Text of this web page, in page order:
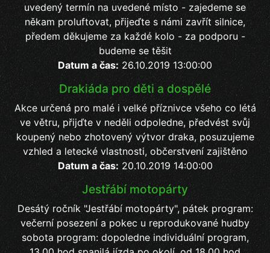
uvedený termín na uvedené místo - zajedeme se
někam proluftovat, přijeďte s námi zavřít silnice,
předem děkujeme za každé kolo - za podporu -
budeme se těšit
Datum a čas: 26.10.2019 13:00:00
Drakiáda pro děti a dospělé
Akce určená pro malé i velké příznivce všeho co létá
ve větru, přijďte v neděli odpoledne, předvést svůj
koupený nebo zhotovený výtvor draka, posuzujeme
vzhled a letecké vlastnosti, občerstvení zajištěno
Datum a čas:20.10.2019 14:00:00
Jestřábí motopárty
Desátý ročník "Jestřábí motopárty", pátek program:
večerní posezení a pokec u reprodukované hudby
sobota program: dopoledne individuální program,